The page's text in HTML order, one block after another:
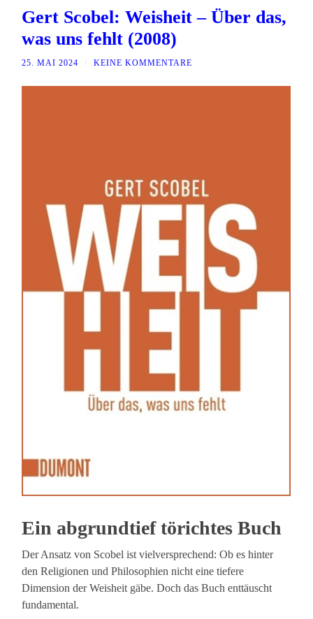
Gert Scobel: Weisheit – Über das,
was uns fehlt (2008)
25. MAI 2024 KEINE KOMMENTARE
Ein abgrundtief törichtes Buch
Der Ansatz von Scobel ist vielversprechend: Ob es hinter
den Religionen und Philosophien nicht eine tiefere
Dimension der Weisheit gäbe. Doch das Buch enttäuscht
fundamental.